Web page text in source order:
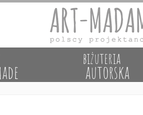
biżuteria
autorska